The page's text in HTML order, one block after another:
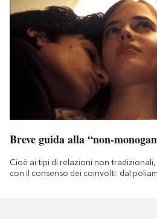
Breve guida alla “non-
Cioè ai tipi di relazioni non
con il consenso dei coinvolti: dal